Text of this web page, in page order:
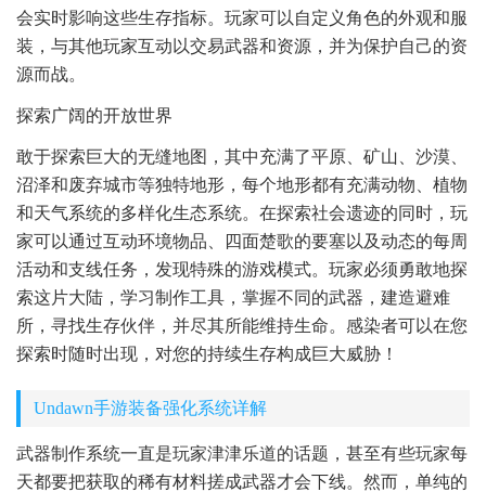
会实时影响这些生存指标。玩家可以自定义角色的外观和服
装，与其他玩家互动以交易武器和资源，并为保护自己的资
源而战。
探索广阔的开放世界
敢于探索巨大的无缝地图，其中充满了平原、矿山、沙漠、
沼泽和废弃城市等独特地形，每个地形都有充满动物、植物
和天气系统的多样化生态系统。在探索社会遗迹的同时，玩
家可以通过互动环境物品、四面楚歌的要塞以及动态的每周
活动和支线任务，发现特殊的游戏模式。玩家必须勇敢地探
索这片大陆，学习制作工具，掌握不同的武器，建造避难
所，寻找生存伙伴，并尽其所能维持生命。感染者可以在您
探索时随时出现，对您的持续生存构成巨大威胁！
Undawn手游装备强化系统详解
武器制作系统一直是玩家津津乐道的话题，甚至有些玩家每
天都要把获取的稀有材料搓成武器才会下线。然而，单纯的